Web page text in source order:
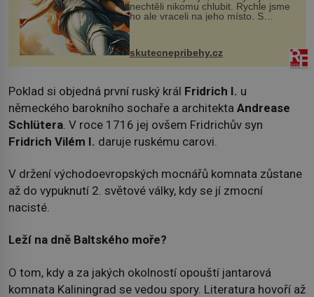
nechtěli nikomu chlubit. Rychle jsme
ho ale vraceli na jeho místo. S
manželem Vaškem jsme si pořídili
chaloupku, takový domek na severu
Čech, kde jsme si naplánova...
skutecnepribehy.cz
Poklad si objedná první ruský král Fridrich I. u
německého barokního sochaře a architekta Andrease
Schlütera . V roce 1716 jej ovšem Fridrichův syn
Fridrich Vilém I. daruje ruskému carovi.
V držení východoevropských mocnářů komnata zůstane
až do vypuknutí 2. světové války, kdy se jí zmocní
nacisté.
Leží na dně Baltského moře?
O tom, kdy a za jakých okolností opouští jantarová
komnata Kaliningrad se vedou spory. Literatura hovoří až